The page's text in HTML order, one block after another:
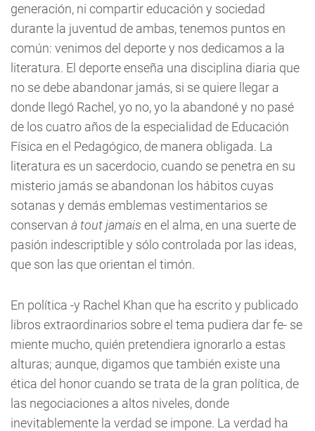
generación, ni compartir educación y sociedad
durante la juventud de ambas, tenemos puntos en
común: venimos del deporte y nos dedicamos a la
literatura. El deporte enseña una disciplina diaria que
no se debe abandonar jamás, si se quiere llegar a
donde llegó Rachel, yo no, yo la abandoné y no pasé
de los cuatro años de la especialidad de Educación
Física en el Pedagógico, de manera obligada. La
literatura es un sacerdocio, cuando se penetra en su
misterio jamás se abandonan los hábitos cuyas
sotanas y demás emblemas vestimentarios se
conservan à tout jamais en el alma, en una suerte de
pasión indescriptible y sólo controlada por las ideas,
que son las que orientan el timón.
En política -y Rachel Khan que ha escrito y publicado
libros extraordinarios sobre el tema pudiera dar fe- se
miente mucho, quién pretendiera ignorarlo a estas
alturas; aunque, digamos que también existe una
ética del honor cuando se trata de la gran política, de
las negociaciones a altos niveles, donde
inevitablemente la verdad se impone. La verdad ha